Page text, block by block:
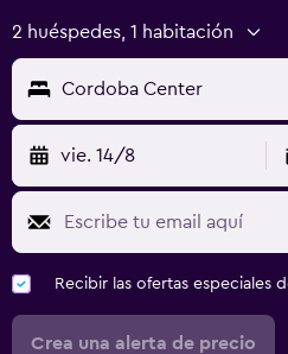
2 huéspedes, 1 habitación
Cordoba Center
vie. 14/8
Recibir las ofertas especiales
Crea una alerta de precio